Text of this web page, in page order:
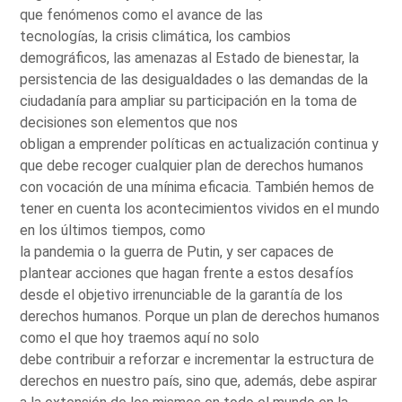
que fenómenos como el avance de las
tecnologías, la crisis climática, los cambios
demográficos, las amenazas al Estado de bienestar, la
persistencia de las desigualdades o las demandas de la
ciudadanía para ampliar su participación en la toma de
decisiones son elementos que nos
obligan a emprender políticas en actualización continua y
que debe recoger cualquier plan de derechos humanos
con vocación de una mínima eficacia. También hemos de
tener en cuenta los acontecimientos vividos en el mundo
en los últimos tiempos, como
la pandemia o la guerra de Putin, y ser capaces de
plantear acciones que hagan frente a estos desafíos
desde el objetivo irrenunciable de la garantía de los
derechos humanos. Porque un plan de derechos humanos
como el que hoy traemos aquí no solo
debe contribuir a reforzar e incrementar la estructura de
derechos en nuestro país, sino que, además, debe aspirar